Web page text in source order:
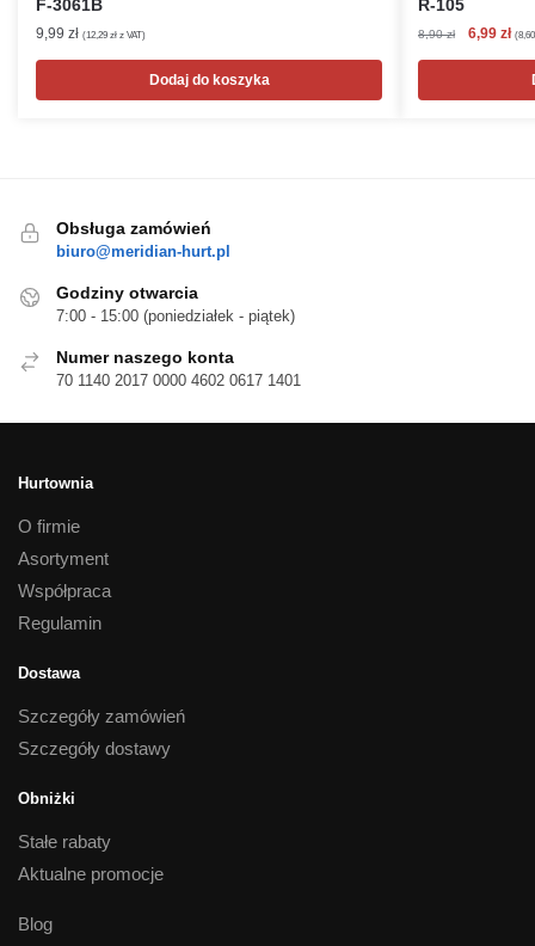
F-3061B
9,99 zł (12,29 zł z VAT)
Dodaj do koszyka
R-105
8,90zł
Pierwotna
8,90 zł.
6,99 zł (
Obsługa zamówień
biuro@meridian-hurt.pl
Godziny otwarcia
7:00 - 15:00 (poniedziałek - piątek)
Numer naszego konta
70 1140 2017 0000 4602 0617 1401
Hurtownia
O firmie
Asortyment
Współpraca
Regulamin
Dostawa
Szczegóły zamówień
Szczegóły dostawy
Obniżki
Stałe rabaty
Aktualne promocje
Blog